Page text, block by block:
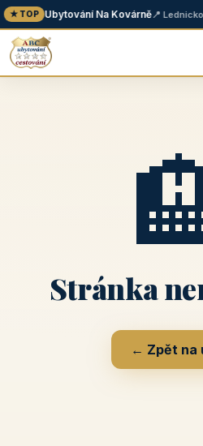
★ TOP Ubytování Na Kovárně📍
Stránka
← Zpět na